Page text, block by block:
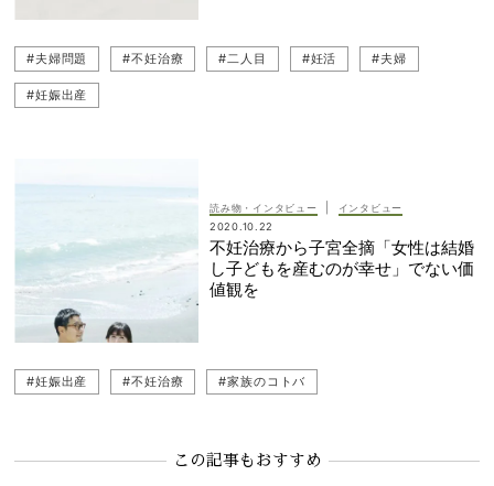
#夫婦問題 #不妊治療 #二人目 #妊活 #夫婦
#妊娠出産
読み物・インタビュー
インタビュー
2020.10.22
不妊治療から子宮全摘「女性は結婚
し子どもを産むのが幸せ」でない価
値観を
#妊娠出産 #不妊治療 #家族のコトバ
この記事もおすすめ